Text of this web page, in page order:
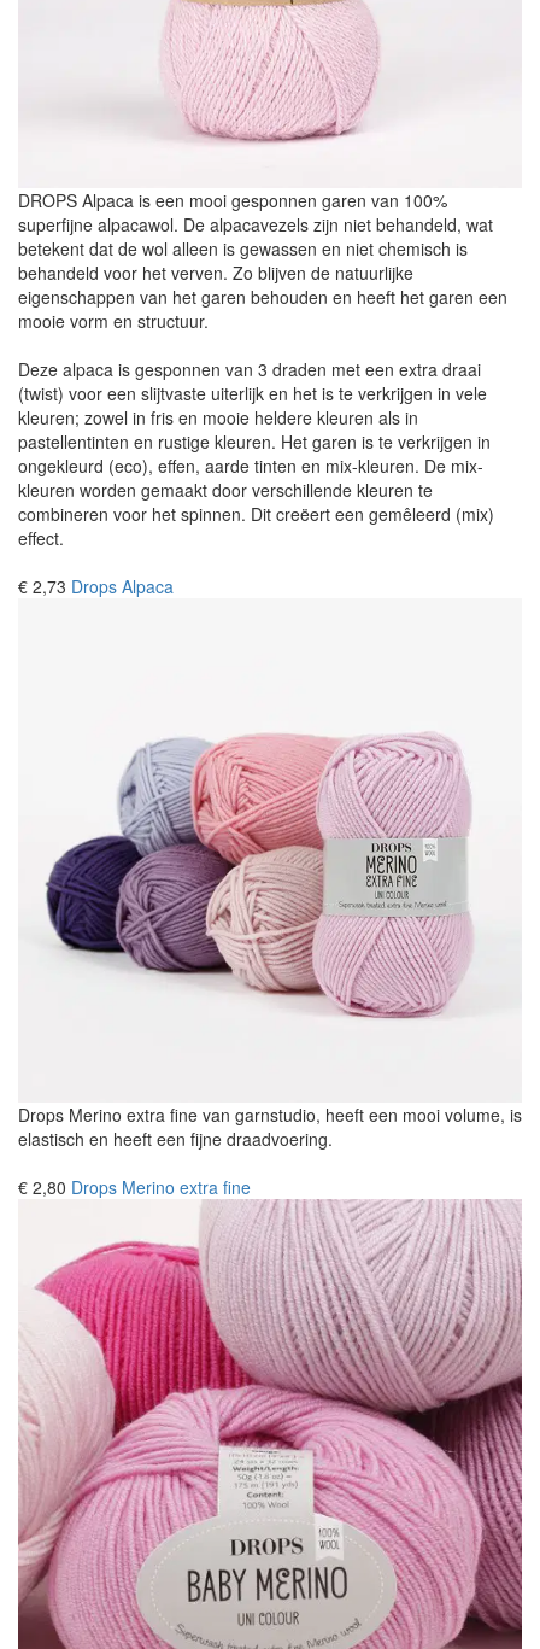
DROPS Alpaca is een mooi gesponnen garen van 100%
superfijne alpacawol. De alpacavezels zijn niet behandeld, wat
betekent dat de wol alleen is gewassen en niet chemisch is
behandeld voor het verven. Zo blijven de natuurlijke
eigenschappen van het garen behouden en heeft het garen een
mooie vorm en structuur.
Deze alpaca is gesponnen van 3 draden met een extra draai
(twist) voor een slijtvaste uiterlijk en het is te verkrijgen in vele
kleuren; zowel in fris en mooie heldere kleuren als in
pastellentinten en rustige kleuren. Het garen is te verkrijgen in
ongekleurd (eco), effen, aarde tinten en mix-kleuren. De mix-
kleuren worden gemaakt door verschillende kleuren te
combineren voor het spinnen. Dit creëert een gemêleerd (mix)
effect.
€ 2,73 Drops Alpaca
Drops Merino extra fine van garnstudio, heeft een mooi volume, is
elastisch en heeft een fijne draadvoering.
€ 2,80 Drops Merino extra fine